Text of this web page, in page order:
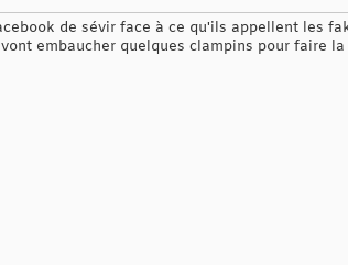
de sévir face à ce qu'ils appellent les
embaucher quelques clampins pour faire